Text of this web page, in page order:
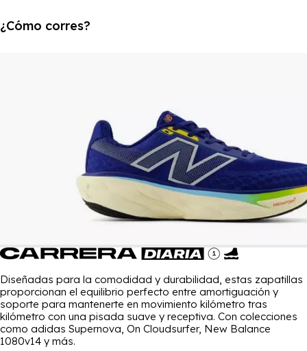
¿Cómo corres?
Diseñadas para la comodidad y durabilidad, estas zapatillas
proporcionan el equilibrio perfecto entre amortiguación y
soporte para mantenerte en movimiento kilómetro tras
kilómetro con una pisada suave y receptiva. Con colecciones
como adidas Supernova, On Cloudsurfer, New Balance
1080v14 y más.